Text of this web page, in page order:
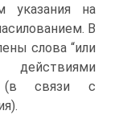
указания на
В
слова “или
(в связи с